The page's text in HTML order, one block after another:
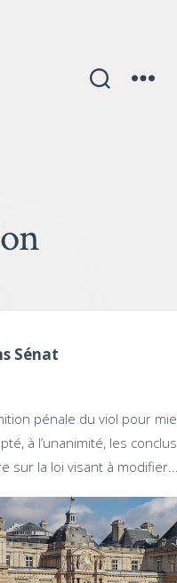
Sénat
pénale du viol pour
à l’unanimité, les
sur la loi visant à